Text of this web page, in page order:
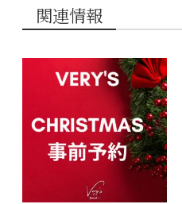
関連情報